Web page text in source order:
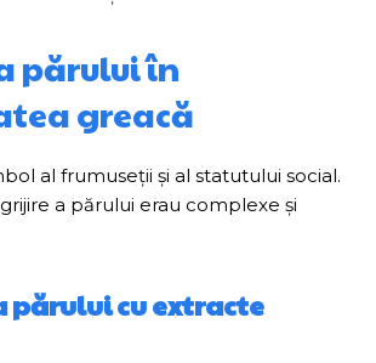
părului în
greacă
al frumuseții și al statutului social.
a părului erau complexe și
părului cu extracte